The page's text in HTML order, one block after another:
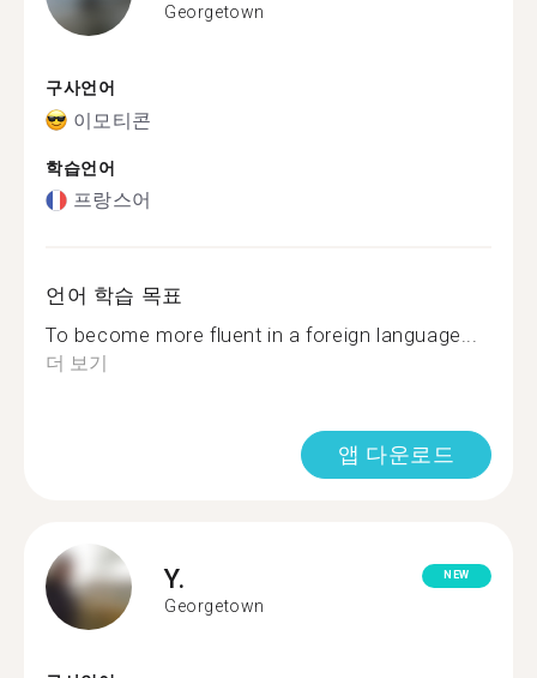
Georgetown
구사언어
이모티콘
학습언어
프랑스어
언어 학습 목표
To become more fluent in a foreign language...
더 보기
앱 다운로드
Y.
Georgetown
NEW